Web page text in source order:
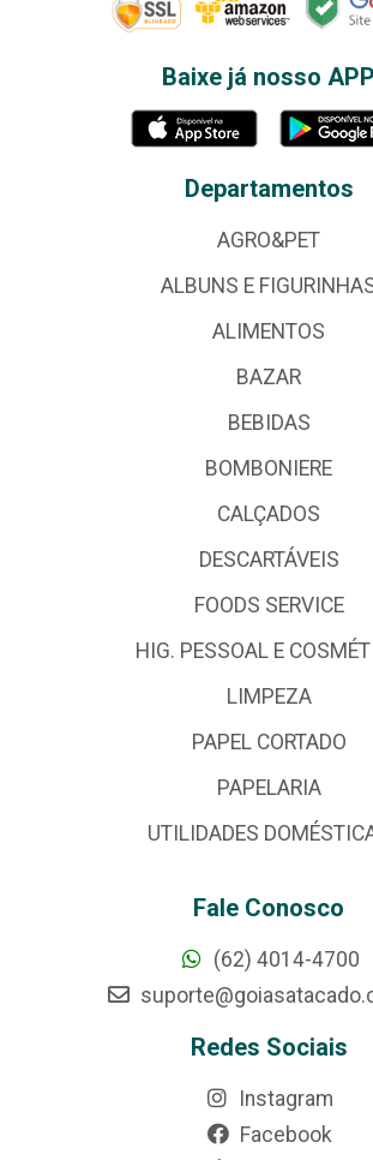
Baixe já nosso APP
Departamentos
AGRO&PET
ALBUNS E
ALIMENTOS
BAZAR
BEBIDAS
BOMBONIERE
CALÇADOS
DESCARTÁVEIS
FOODS SERVICE
HIG. PESSOAL E
LIMPEZA
PAPEL CORTADO
PAPELARIA
UTILIDADES
Fale Conosco
(62) 4014-4700
Redes Sociais
Instagram
Facebook